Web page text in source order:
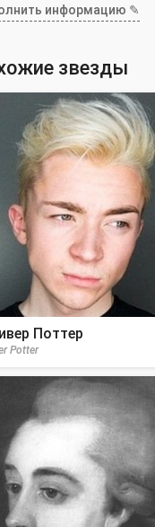
информацию ✎
звезды
Поттер
Potter